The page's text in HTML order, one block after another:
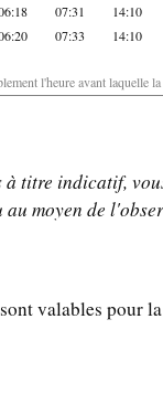
07:31 14:10
07:33 14:10
l'heure avant laquelle
titre indicatif,
au moyen de
valables pour